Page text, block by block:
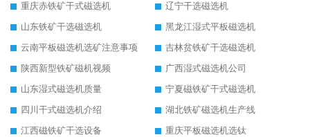
重庆赤铁矿干式磁选机
辽宁干选磁选机
山东铁矿干选磁选机
黑龙江湿式平板磁选机
云南平板磁选机选矿注意事项
吉林贫铁矿干选磁选机
陕西新型铁矿磁机视频
广西湿式磁选机公司
山东湿式磁选机质量
宁夏磁铁矿干式磁选机
四川干式磁选机介绍
湖北铁矿磁选机生产线
江西磁铁矿干选设备
重庆平板磁选机选钛